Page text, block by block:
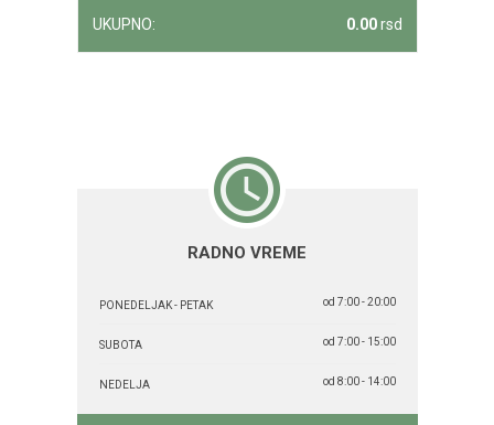
UKUPNO: 0.00rsd
RADNO VREME
PONEDELJAK - PETAK od 7:00 - 20:00
SUBOTA od 7:00 - 15:00
NEDELJA od 8:00 - 14:00